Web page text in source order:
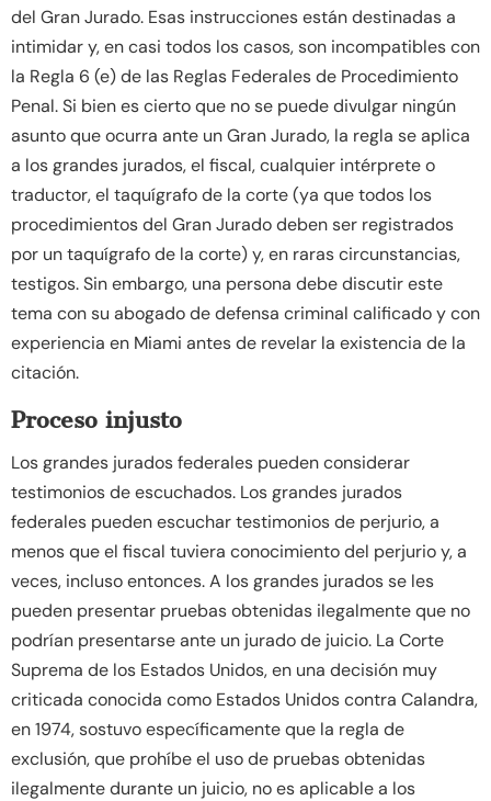
del Gran Jurado. Esas instrucciones están destinadas a
intimidar y, en casi todos los casos, son incompatibles con
la Regla 6 (e) de las Reglas Federales de Procedimiento
Penal. Si bien es cierto que no se puede divulgar ningún
asunto que ocurra ante un Gran Jurado, la regla se aplica
a los grandes jurados, el fiscal, cualquier intérprete o
traductor, el taquígrafo de la corte (ya que todos los
procedimientos del Gran Jurado deben ser registrados
por un taquígrafo de la corte) y, en raras circunstancias,
testigos. Sin embargo, una persona debe discutir este
tema con su abogado de defensa criminal calificado y con
experiencia en Miami antes de revelar la existencia de la
citación.
Proceso injusto
Los grandes jurados federales pueden considerar
testimonios de escuchados. Los grandes jurados
federales pueden escuchar testimonios de perjurio, a
menos que el fiscal tuviera conocimiento del perjurio y, a
veces, incluso entonces. A los grandes jurados se les
pueden presentar pruebas obtenidas ilegalmente que no
podrían presentarse ante un jurado de juicio. La Corte
Suprema de los Estados Unidos, en una decisión muy
criticada conocida como Estados Unidos contra Calandra,
en 1974, sostuvo específicamente que la regla de
exclusión, que prohíbe el uso de pruebas obtenidas
ilegalmente durante un juicio, no es aplicable a los